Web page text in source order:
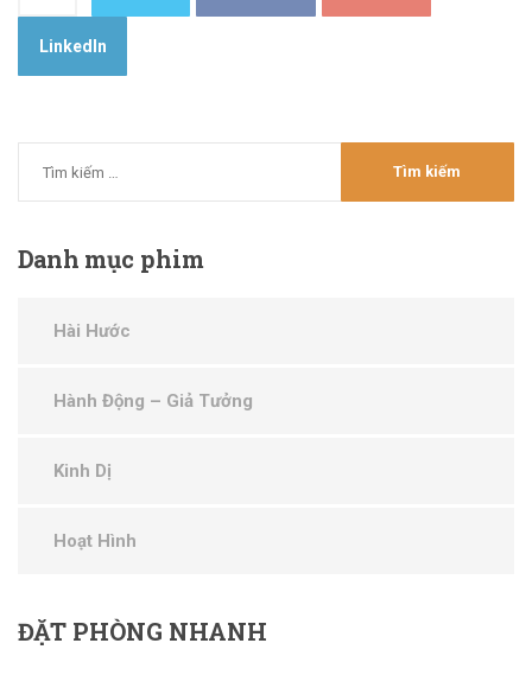
LinkedIn
Danhmục phim
Hài Hước
Hành Động – Giả Tưởng
Kinh Dị
Hoạt Hình
ĐẶTPHÒNG NHANH